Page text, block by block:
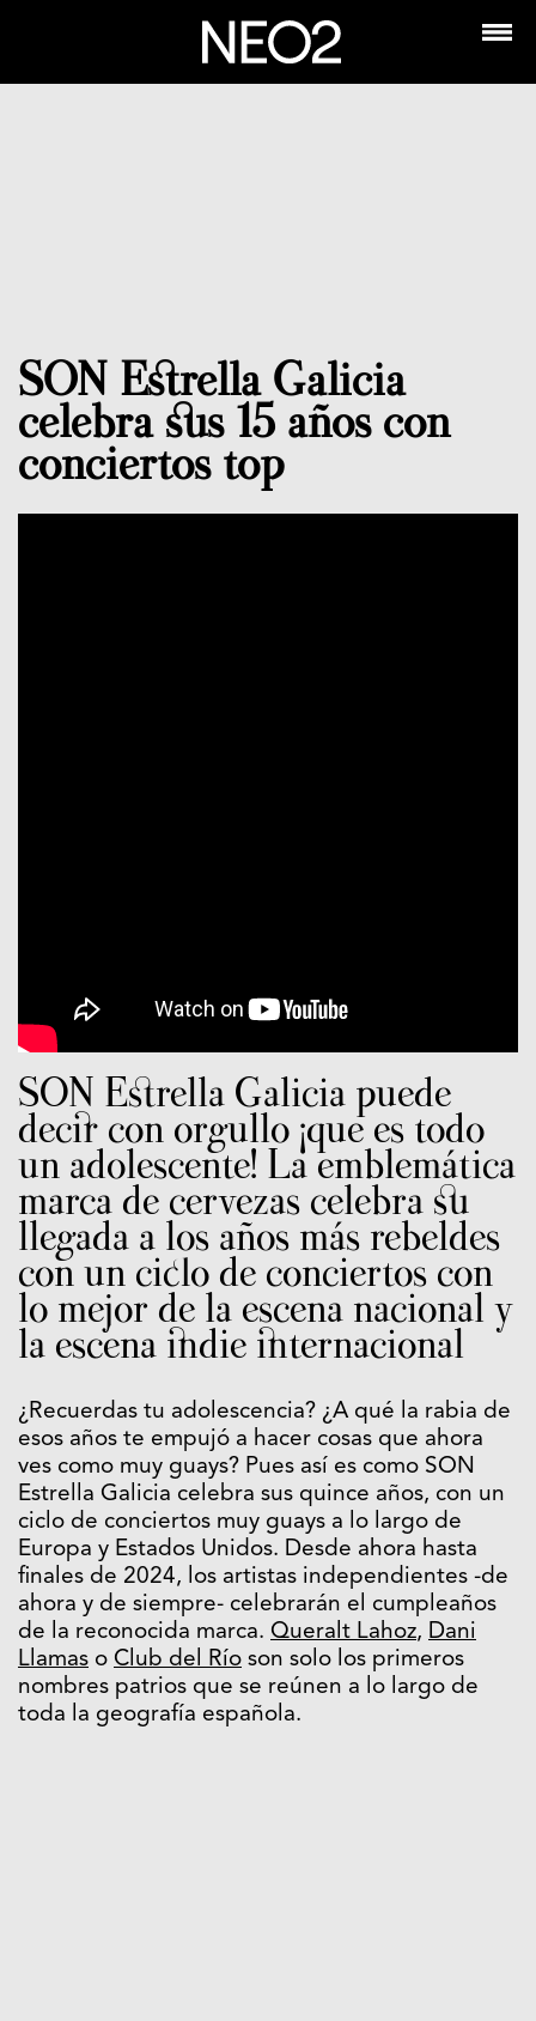
SON Estrella Galicia
celebra sus 15 años con
conciertos top
SON Estrella Galicia puede
decir con orgullo ¡que es todo
un adolescente! La emblemática
marca de cervezas celebra su
llegada a los años más rebeldes
con un ciclo de conciertos con
lo mejor de la escena nacional y
la escena indie internacional
¿Recuerdas tu adolescencia? ¿A qué la rabia de
esos años te empujó a hacer cosas que ahora
ves como muy guays? Pues así es como SON
Estrella Galicia celebra sus quince años, con un
ciclo de conciertos muy guays a lo largo de
Europa y Estados Unidos. Desde ahora hasta
finales de 2024, los artistas independientes -de
ahora y de siempre- celebrarán el cumpleaños
de la reconocida marca. Queralt Lahoz, Dani
Llamas o Club del Río son solo los primeros
nombres patrios que se reúnen a lo largo de
toda la geografía española.